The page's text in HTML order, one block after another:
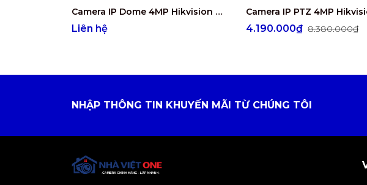
Camera IP Dome 4MP Hikvision DS-2CD2743G2-LIZS2U
Liên hệ 4.190.000₫ 8.380.000₫
NHẬP THÔNG TIN KHUYẾN MÃI TỪ CHÚNG TÔI